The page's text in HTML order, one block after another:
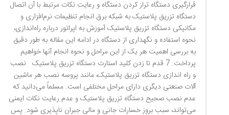
قرارگیری دستگاه تراز کردن دستگاه و رعایت نکات مرتبط با آن اتصال
دستگاه تزریق پلاستیک به شبکه برق انجام تنظیمات نرم‌افزاری و
مکانیکی دستگاه تزریق پلاستیک آموزش به اپراتور درباره راه‌اندازی،
نحوه استفاده و نگهداری از دستگاه در ادامه این مقاله به طور دقیق
به بررسی اهمیت هر یک از این مراحل و نحوه انجام‎ آن‎ها خواهیم
پرداخت. 7 قدم تا زدن کلید استارت دستگاه تزریق پلاستیک نصب
و راه اندازی دستگاه تزریق پلاستیک، مانند پروسه نصب هر ماشین
آلات صنعتی دیگری دارای مراحل مختلفی است. مسلماً می‌دانید که
عدم نصب صحیح دستگاه تزریق پلاستیک و عدم رعایت نکات ایمنی
می‌تواند، سبب بروز خسارات جانی و مالی جبران ناپذیری شود. پس